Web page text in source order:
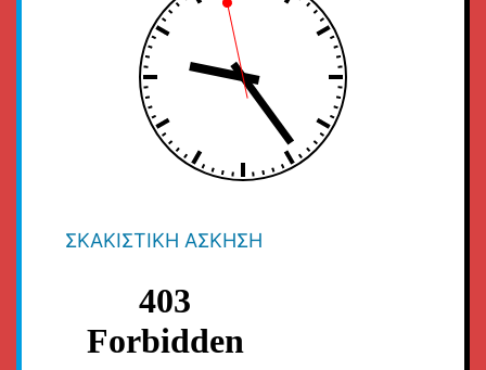
ΣΚΑΚΙΣΤΙΚΉ ΆΣΚΗΣΗ